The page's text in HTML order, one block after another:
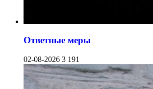
Ответные меры
02-08-2026 3 191